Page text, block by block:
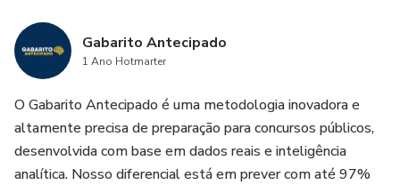
estudado em desempenho de prova.
Se o seu objetivo é chegar mais competitivo(a), mais
rápido(a) e mais preparado(a) para qualquer seleção de IF
no Brasil, este pacote é o seu treino estratégico. Porque
quem quer aprovação não pode apenas estudar conteúdo
— precisa treinar em modo prova.
Gabarito Antecipado
1 Ano Hotmarter
O Gabarito Antecipado é uma metodologia inovadora e
altamente precisa de preparação para concursos públicos,
desenvolvida com base em dados reais e inteligência
analítica. Nosso diferencial está em prever com até 97%